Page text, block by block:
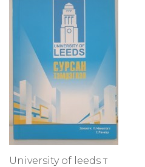
University of leeds т